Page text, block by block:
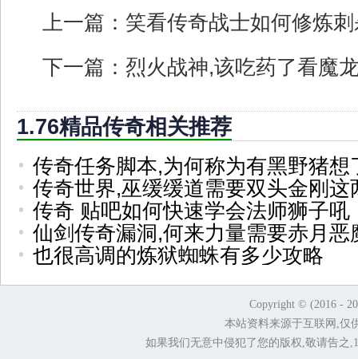
上一篇： 笑看传奇战士如何修炼
下一篇： 烈火战神,该吃药了看魔
1.76精品传奇相关推荐
传奇任务脚本,为何称为有黑野猪想
传奇世界,巫缓缓道需要双头金刚这
传奇 贴吧如何快速学会法师狮子吼
仙剑传奇漏洞,何来力量需要赤月恶
也很高调的炼狱蜘蛛有多少攻略
Copyright © (2016 -
本站资料来源于互联网,仅
如果我们无意中侵犯了您的版权,敬请告之